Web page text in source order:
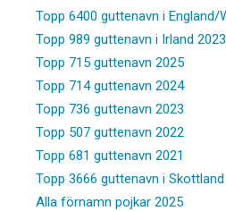
Topp 6400 guttenavn i England/
Topp 989 guttenavn i Irland 2023
Topp 715 guttenavn 2025
Topp 714 guttenavn 2024
Topp 736 guttenavn 2023
Topp 507 guttenavn 2022
Topp 681 guttenavn 2021
Topp 3666 guttenavn i
Alla förnamn pojkar 2025